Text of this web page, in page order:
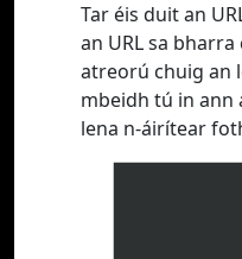
Tar éis duit an
an URL sa
atreorú chuig an
mbeidh tú in ann
lena n-áirítear